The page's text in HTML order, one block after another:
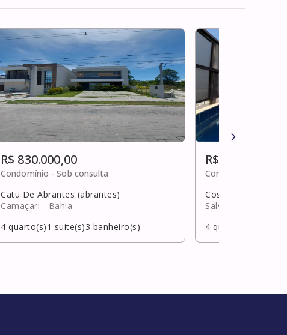
R$ 830.000,00
Condomínio -Sob consulta
Catu De Abrantes (abrantes)
Camaçari - Bahia
4 quarto(s)1 suite(s)3 banheiro(s)
R$ 830.000,00
Condomínio -
Costa Azul
Salvador
4 quarto(s)